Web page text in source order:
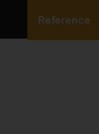
Reference